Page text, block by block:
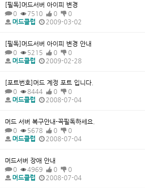
[필독]머드서버 아이피 변경
0
7510 0
0
머드클럽
2009-03-02
[필독]머드서버 아이피 변경 안내
0
5215 0
0
머드클럽
2009-02-28
[포트번호]머드 계정 포트 입니다.
0
8444 0
0
머드클럽
2008-07-04
머드 서버 복구안내-꼭필독하세요.
0
5678 0
0
머드클럽
2008-07-04
머드서버 장애 안내
0
4969 0
0
머드클럽
2008-07-04